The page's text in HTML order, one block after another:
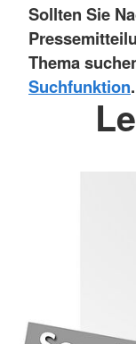
Sollten Sie
Thema
Suchfunktion.